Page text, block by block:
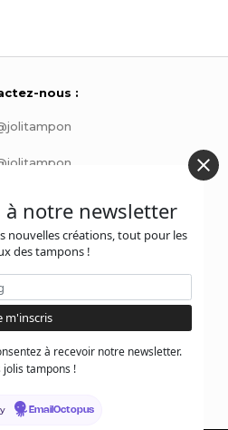
nous :
à notre newsletter
nouvelles créations, tout pour les
des tampons !
à recevoir notre newsletter.
jolis tampons !
EmailOctopus